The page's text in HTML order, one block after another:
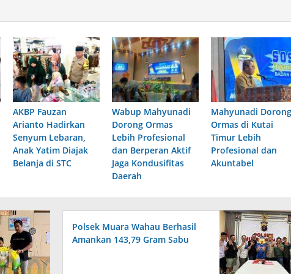
AKBP Fauzan
Arianto Hadirkan
Senyum Lebaran,
Anak Yatim Diajak
Belanja di STC
Wabup Mahyunadi
Dorong Ormas
Lebih Profesional
dan Berperan Aktif
Jaga Kondusifitas
Daerah
Mahyunadi Dorong
Ormas di Kutai
Timur Lebih
Profesional dan
Akuntabel
Polsek Muara Wahau Berhasil
Amankan 143,79 Gram Sabu